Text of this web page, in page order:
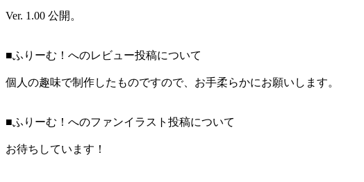
Ver. 1.00 公開。
■ふりーむ！へのレビュー投稿について
個人の趣味で制作したものですので、お手柔らかにお願いします。
■ふりーむ！へのファンイラスト投稿について
お待ちしています！